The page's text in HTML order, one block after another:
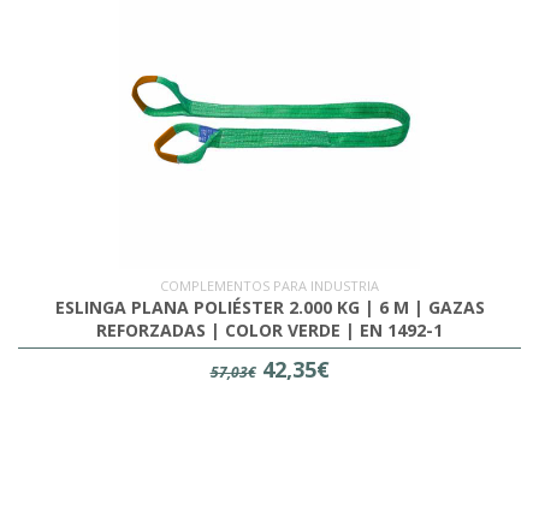
COMPLEMENTOS PARA INDUSTRIA
ESLINGA PLANA POLIÉSTER 2.000 KG | 6 M | GAZAS
REFORZADAS | COLOR VERDE | EN 1492-1
57,03€ 42,35€